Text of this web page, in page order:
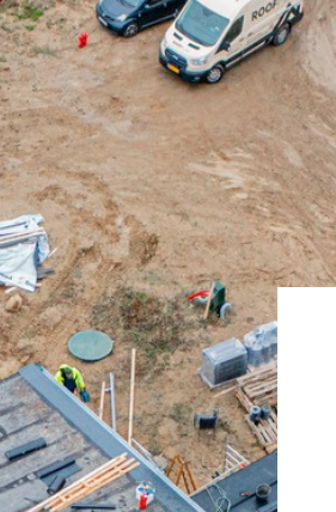
Om os Vilkår og betingelser